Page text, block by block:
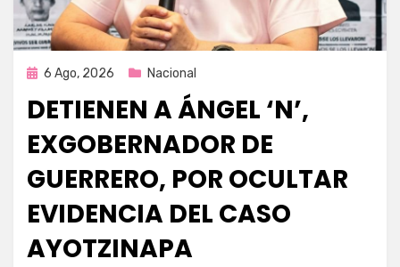
Publicada
6 Ago, 2026 Nacional
DETIENEN A ÁNGEL ‘N’,
EXGOBERNADOR DE
GUERRERO, POR OCULTAR
EVIDENCIA DEL CASO
AYOTZINAPA